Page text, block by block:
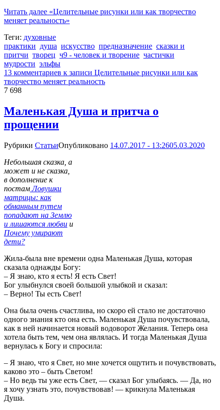
Читать далее «Целительные рисунки или как творчество
меняет реальность»
Теги: духовные
практики душа искусство предназначение сказки и
притчи творец ч9 - человек и творение частички
мудрости эльфы
13 комментариев к записи Целительные рисунки или как
творчество меняет реальность
7 698
Маленькая Душа и притча о
прощении
Рубрики СтатьиОпубликовано 14.07.2017 - 13:2605.03.2020
Небольшая сказка, а
может и не сказка,
в дополнение к
постамЛовушки
матрицы: как
обманным путем
попадают на Землю
и лишаются любви и
Почему умирают
дети?
Жила-была вне времени одна Маленькая Душа, которая
сказала однажды Богу:
– Я знаю, кто я есть! Я есть Свет!
Бог улыбнулся своей большой улыбкой и сказал:
– Верно! Ты есть Свет!
Она была очень счастлива, но скоро ей стало не достаточно
одного знания кто она есть. Маленькая Душа почувствовала,
как в ней начинается новый водоворот Желания. Теперь она
хотела быть тем, чем она являлась. И тогда Маленькая Душа
вернулась к Богу и спросила:
– Я знаю, что я Свет, но мне хочется ощутить и почувствовать,
каково это – быть Светом!
– Но ведь ты уже есть Свет, — сказал Бог улыбаясь. — Да, но
я хочу узнать это, почувствовав! — крикнула Маленькая
Душа.